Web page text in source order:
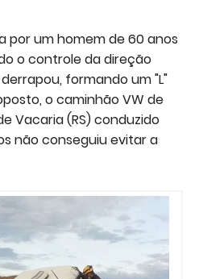
por um homem de 60 anos
o controle da direção
formando um "L"
o caminhão VW de
Vacaria (RS) conduzido
não conseguiu evitar a